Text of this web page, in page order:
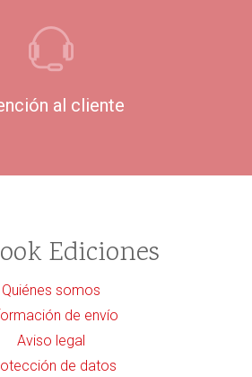
al cliente
Ediciones
Quiénes somos
de envío
Aviso legal
de datos